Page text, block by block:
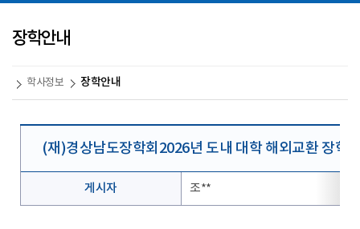
장학안내
학사정보 장학안내
(재)경상남도장학회2026년 도내 대학 해외교환 장
게시자 조**